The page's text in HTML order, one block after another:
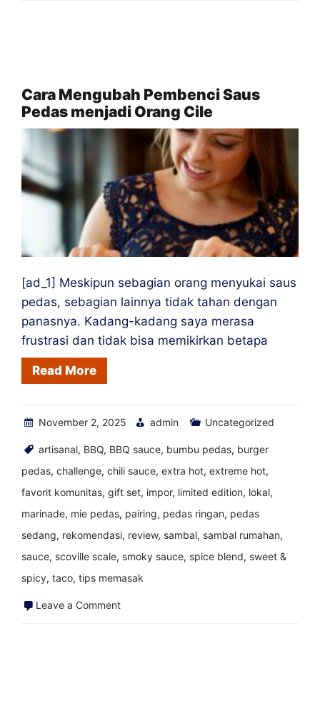
Pecinta
Saus
Pedas
Cara Mengubah Pembenci Saus
Pedas menjadi Orang Cile
[ad_1] Meskipun sebagian orang menyukai saus
pedas, sebagian lainnya tidak tahan dengan
panasnya. Kadang-kadang saya merasa
frustrasi dan tidak bisa memikirkan betapa
Read More
November 2, 2025 admin Uncategorized
artisanal, BBQ, BBQ sauce, bumbu pedas, burger
pedas, challenge, chili sauce, extra hot, extreme hot,
favorit komunitas, gift set, impor, limited edition, lokal,
marinade, mie pedas, pairing, pedas ringan, pedas
sedang, rekomendasi, review, sambal, sambal rumahan,
sauce, scoville scale, smoky sauce, spice blend, sweet &
spicy, taco, tips memasak
Leave a Commenton